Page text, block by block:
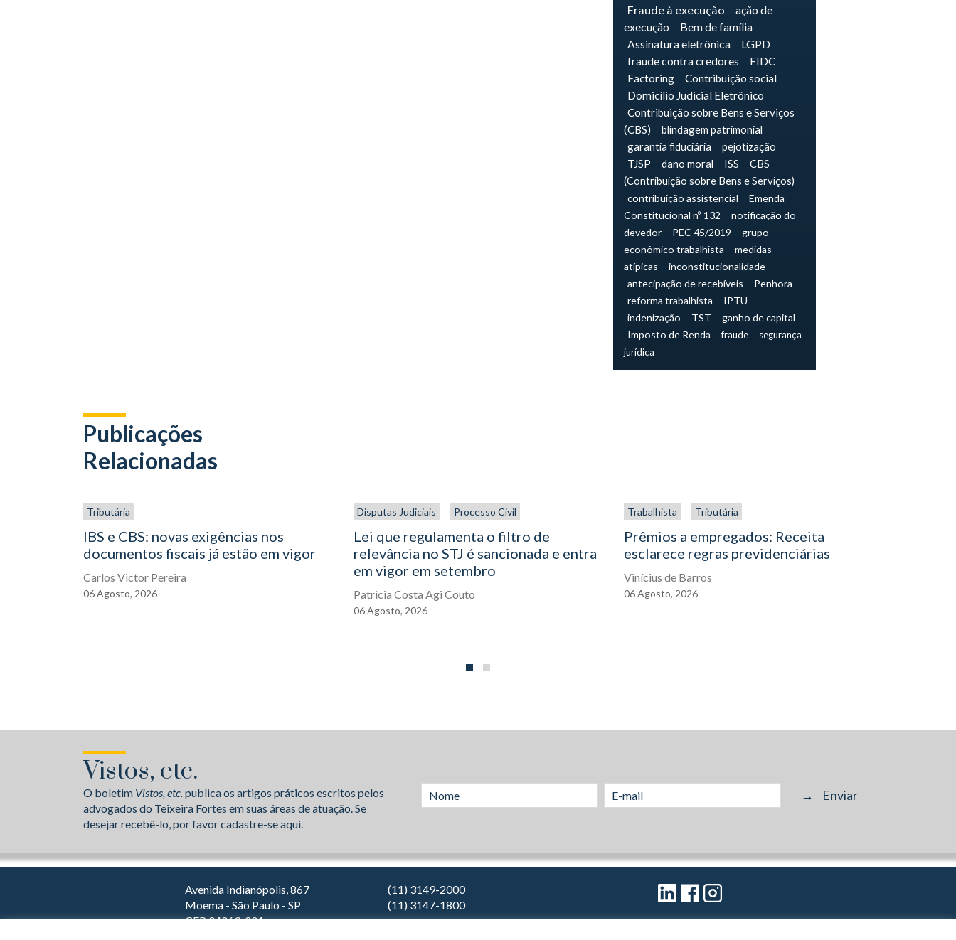
Fraude à execução
ação de
execução
Bem de família
Assinatura eletrônica
LGPD
fraude contra credores
FIDC
Factoring
Contribuição social
Domicílio Judicial Eletrônico
Contribuição sobre Bens e Serviços
(CBS)
blindagem patrimonial
garantia fiduciária
pejotização
TJSP
dano moral ISS
CBS
(Contribuição sobre Bens e Serviços)
contribuição assistencial
Emenda
Constitucional nº 132
notificação do
devedor
PEC 45/2019
grupo
econômico trabalhista
medidas
atípicas
inconstitucionalidade
antecipação de recebíveis
Penhora
reforma trabalhista
IPTU
indenização
TST
ganho de capital
Imposto de Renda
fraude
segurança
jurídica
Publicações
Relacionadas
Tributária
IBS e CBS: novas exigências nos
documentos fiscais já estão em vigor
Carlos Victor Pereira
06Agosto, 2026
Disputas Judiciais Processo Civil
Lei que regulamenta o filtro de
relevância no STJ é sancionada e entra
em vigor em setembro
Patricia Costa Agi Couto
06Agosto, 2026
Trabalhista Tributária
Prêmios a empregados: Receita
esclarece regras previdenciárias
Vinícius de Barros
06Agosto, 2026
Vistos, etc.
O boletim Vistos, etc.publica os artigos práticos escritos pelos
advogados do Teixeira Fortes em suas áreas de atuação. Se
desejar recebê-lo, por favor cadastre-se aqui.
Avenida Indianópolis, 867
Moema - São Paulo - SP
CEP 04063-001
(11) 3149-2000
(11) 3147-1800